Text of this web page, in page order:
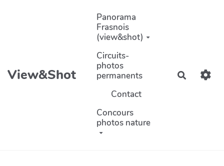
Aller au contenu principal
View&Shot
Panorama
Frasnois
(view&shot)
Circuits-
photos
permanents
Contact
Concours
photos nature